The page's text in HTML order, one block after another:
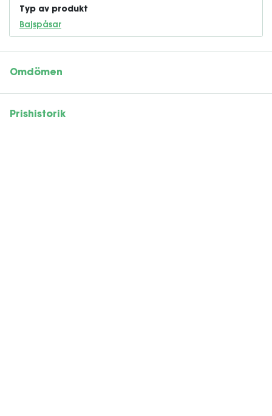
Typ av produkt
Bajspåsar
Omdömen
Prishistorik